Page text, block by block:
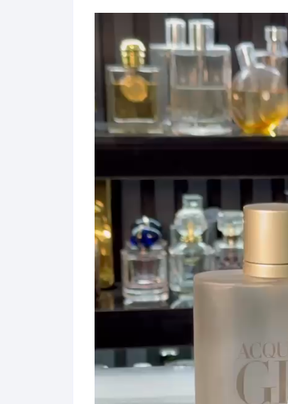
۲,۴۳۹,۶۷۳ تومان
through
۳۵,۴۲۰,۰۰۰ تومان